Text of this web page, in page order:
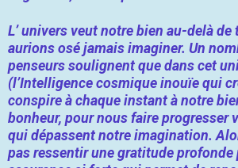
L’ univers veut notre bien au-delà
aurions osé jamais imaginer. Un
penseurs soulignent que dans cet
(l’Intelligence cosmique inouïe qui
conspire à chaque instant à notre
bonheur, pour nous faire progresser
qui dépassent notre imagination.
pas ressentir une gratitude profonde